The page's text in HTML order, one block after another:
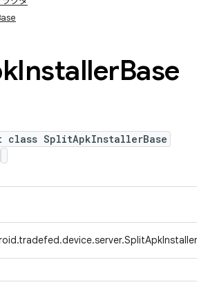
InstallerBase
class SplitApkInstallerBase